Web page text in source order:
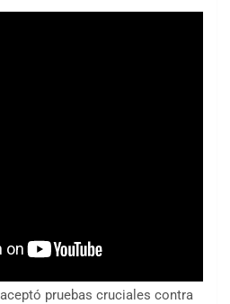
pruebas cruciales contra